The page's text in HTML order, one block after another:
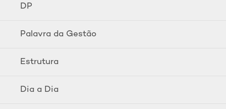
DP
Palavra da Gestão
Estrutura
Dia a Dia